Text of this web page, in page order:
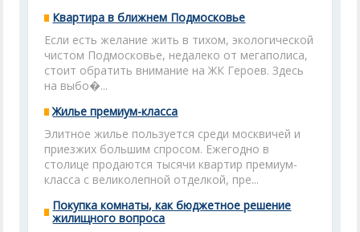
Квартира в ближнем Подмосковье
Если есть желание жить в тихом, экологической
чистом Подмосковье, недалеко от мегаполиса,
стоит обратить внимание на ЖК Героев. Здесь
на выбо�...
Жилье премиум-класса
Элитное жилье пользуется среди москвичей и
приезжих большим спросом. Ежегодно в
столице продаются тысячи квартир премиум-
класса с великолепной отделкой, пре...
Покупка комнаты, как бюджетное решение
жилищного вопроса